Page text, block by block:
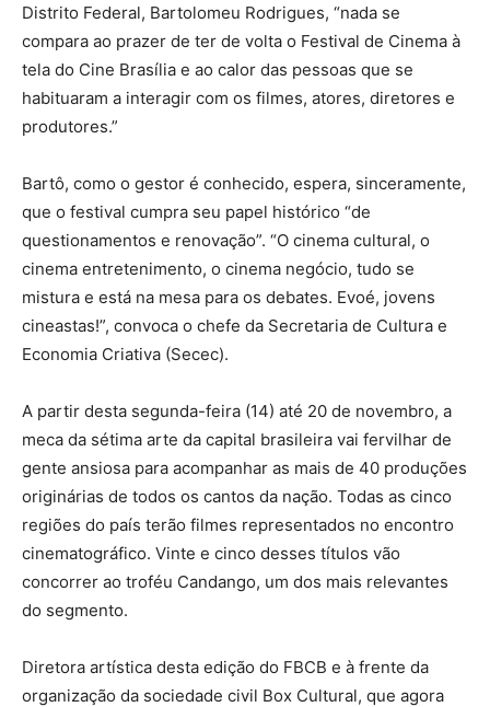
Distrito Federal, Bartolomeu Rodrigues, “nada se
compara ao prazer de ter de volta o Festival de Cinema à
tela do Cine Brasília e ao calor das pessoas que se
habituaram a interagir com os filmes, atores, diretores e
produtores.”
Bartô, como o gestor é conhecido, espera, sinceramente,
que o festival cumpra seu papel histórico “de
questionamentos e renovação”. “O cinema cultural, o
cinema entretenimento, o cinema negócio, tudo se
mistura e está na mesa para os debates. Evoé, jovens
cineastas!”, convoca o chefe da Secretaria de Cultura e
Economia Criativa (Secec).
A partir desta segunda-feira (14) até 20 de novembro, a
meca da sétima arte da capital brasileira vai fervilhar de
gente ansiosa para acompanhar as mais de 40 produções
originárias de todos os cantos da nação. Todas as cinco
regiões do país terão filmes representados no encontro
cinematográfico. Vinte e cinco desses títulos vão
concorrer ao troféu Candango, um dos mais relevantes
do segmento.
Diretora artística desta edição do FBCB e à frente da
organização da sociedade civil Box Cultural, que agora